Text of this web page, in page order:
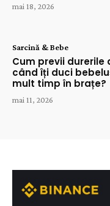
mai 18, 2026
Sarcină & Bebe
Cum previi durerile
când îți duci
mult timp în brațe?
mai 11, 2026